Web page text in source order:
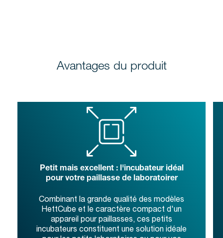
Avantages du produit
Petit mais excellent : l'incubateur idéal
pour votre paillasse de laboratoirer
Combinant la grande qualité des modèles
HettCube et le caractère compact d'un
appareil pour paillasses, ces petits
incubateurs constituent une solution idéale